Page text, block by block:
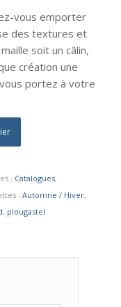
vous emporter
des textures et
soit un câlin,
création une
portez à votre
: Catalogues,
: Automne / Hiver,
, plougastel